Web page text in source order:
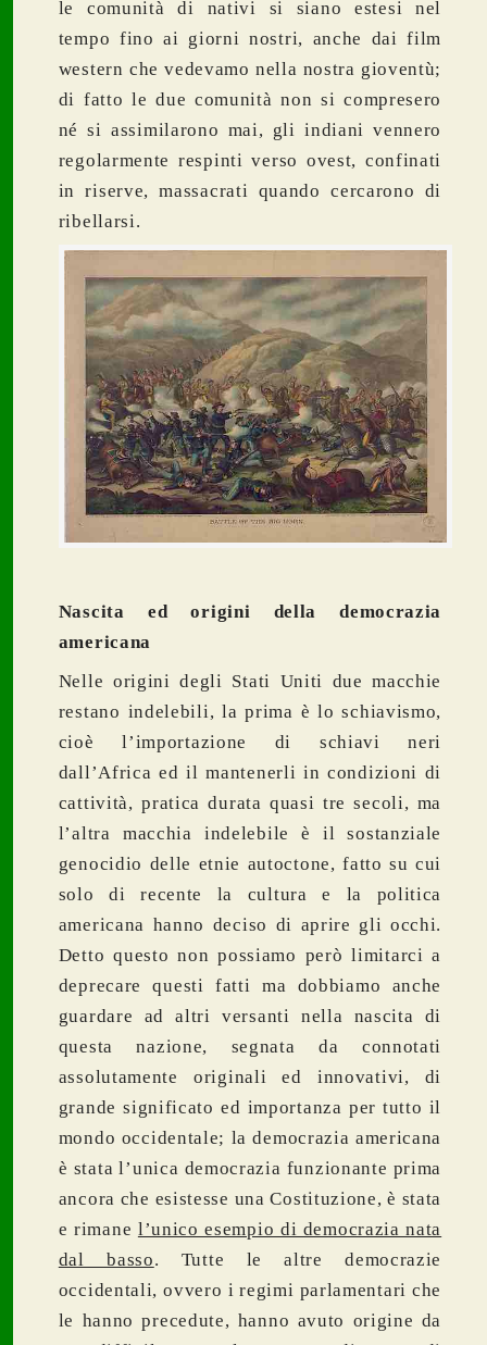
le comunità di nativi si siano estesi nel
tempo fino ai giorni nostri, anche dai film
western che vedevamo nella nostra gioventù;
di fatto le due comunità non si compresero
né si assimilarono mai, gli indiani vennero
regolarmente respinti verso ovest, confinati
in riserve, massacrati quando cercarono di
ribellarsi.
Nascita ed origini della democrazia
americana
Nelle origini degli Stati Uniti due macchie
restano indelebili, la prima è lo schiavismo,
cioè l’importazione di schiavi neri
dall’Africa ed il mantenerli in condizioni di
cattività, pratica durata quasi tre secoli, ma
l’altra macchia indelebile è il sostanziale
genocidio delle etnie autoctone, fatto su cui
solo di recente la cultura e la politica
americana hanno deciso di aprire gli occhi.
Detto questo non possiamo però limitarci a
deprecare questi fatti ma dobbiamo anche
guardare ad altri versanti nella nascita di
questa nazione, segnata da connotati
assolutamente originali ed innovativi, di
grande significato ed importanza per tutto il
mondo occidentale; la democrazia americana
è stata l’unica democrazia funzionante prima
ancora che esistesse una Costituzione, è stata
e rimane l’unico esempio di democrazia nata
dal basso. Tutte le altre democrazie
occidentali, ovvero i regimi parlamentari che
le hanno precedute, hanno avuto origine da